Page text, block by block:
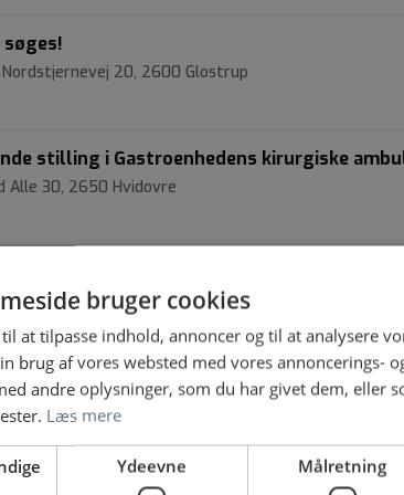
20, 2600 Glostrup
stilling i Gastroenhedens kirurgiske
30, 2650 Hvidovre
og Operation, Afsnit 23, Afdeling for
Rigshospitalet- Glostrup
Hansens Vej 15, 2600 Glostrup
Region Hovedstadens Børne- og
| Nordstjernevej 6, 2600 Glostrup
bruger cookies
at tilpasse indhold, annoncer og til at analysere
brug af vores websted med vores annoncerings-
andre oplysninger, som du har givet dem, eller
Læs mere
Ydeevne Målretning